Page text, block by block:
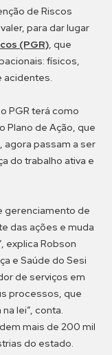
de Riscos
para dar lugar
(PGR), que
físicos,
acidentes.
PGR terá como
Plano de Ação, que
agora passam a ser
do trabalho ativa e
gerenciamento de
das ações e muda
explica Robson
e Saúde do Sesi
de serviços em
processos, que
lei”, conta.
mais de 200 mil
do estado.